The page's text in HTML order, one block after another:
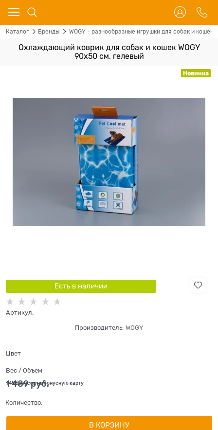
Каталог Бренды WOGY - разнообразные игрушки для собак и кошек
Охлаждающий коврик для собак и кошек WOGY
90х50 см, гелевый
Новинка
Есть в наличии
Артикул:
Производитель: WOGY
Цвет
Вес / Объем
1 489 руб.
+45 бонусов на бонусную карту
Количество:
В КОРЗИНУ